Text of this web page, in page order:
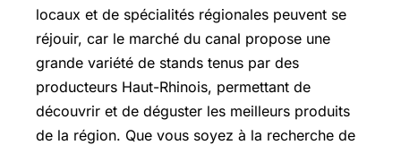
locaux et de spécialités régionales peuvent se
réjouir, car le marché du canal propose une
grande variété de stands tenus par des
producteurs Haut-Rhinois, permettant de
découvrir et de déguster les meilleurs produits
de la région. Que vous soyez à la recherche de